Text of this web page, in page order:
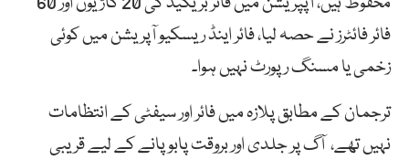
فائر فائٹرز نے حصہ لیا، فائر اینڈ ریسکیو آپریشن میں کوئی
زخمی یا مسنگ رپورٹ نہیں ہوا۔
ترجمان کے مطابق پلازہ میں فائر اور سیفٹی کے انتظامات
نہیں تھے، آگ پر جلدی اور بروقت پابو پانے کے لیے قریبی